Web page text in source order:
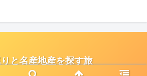
と名産地産を探す旅